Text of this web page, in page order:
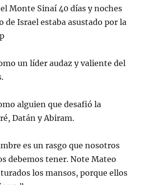
Monte Sinaí 40 días y noches
de Israel estaba asustado por la
un líder audaz y valiente del
alguien que desafió la
Datán y Abiram.
es un rasgo que nosotros
debemos tener. Note Mateo
los mansos, porque ellos